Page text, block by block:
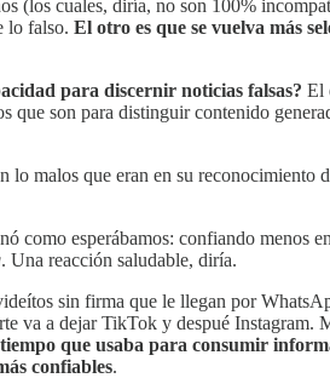
(los cuales, diría, no son 100%
lo falso. El otro es que se vuelva más
para discernir noticias falsas? El
que son para distinguir contenido
lo malos que eran en su reconocimiento
como esperábamos: confiando menos
. Una reacción saludable, diría.
sin firma que le llegan por
va a dejar TikTok y despué Instagram.
que usaba para consumir
confiables.